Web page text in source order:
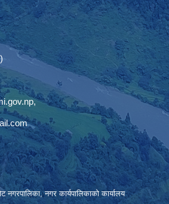
,
नगर कार्यपालिकाकाे कार्यालय